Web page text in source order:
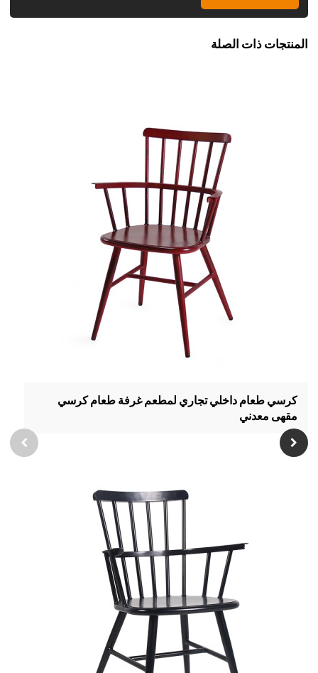
المنتجات ذات الصلة
كرسي طعام داخلي تجاري لمطعم غرفة طعام كرسي
مقهى معدني